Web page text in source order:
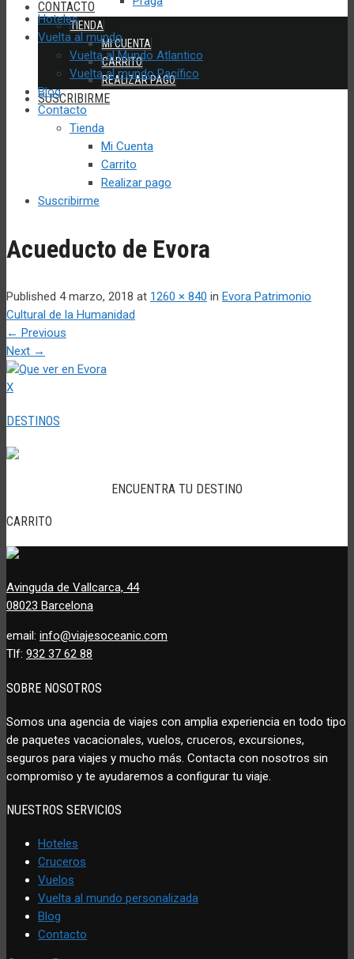
CONTACTO
TIENDA
MI CUENTA
CARRITO
REALIZAR PAGO
SUSCRIBIRME
Hoteles
Vuelta al mundo
Vuelta al Mundo Atlantico
Vuelta al mundo Pacífico
Blog
Contacto
Tienda
Mi Cuenta
Carrito
Realizar pago
Suscribirme
Acueducto de Evora
Published 4 marzo, 2018 at 1260 × 840 in Evora Patrimonio
Cultural de la Humanidad
← Previous
Next →
X
DESTINOS
ENCUENTRA TU DESTINO
CARRITO
Avinguda de Vallcarca, 44
08023 Barcelona
email: info@viajesoceanic.com
Tlf: 932 37 62 88
SOBRE NOSOTROS
Somos una agencia de viajes con amplia experiencia en todo tipo
de paquetes vacacionales, vuelos, cruceros, excursiones,
seguros para viajes y mucho más. Contacta con nosotros sin
compromiso y te ayudaremos a configurar tu viaje.
NUESTROS SERVICIOS
Hoteles
Cruceros
Vuelos
Vuelta al mundo personalizada
Blog
Contacto